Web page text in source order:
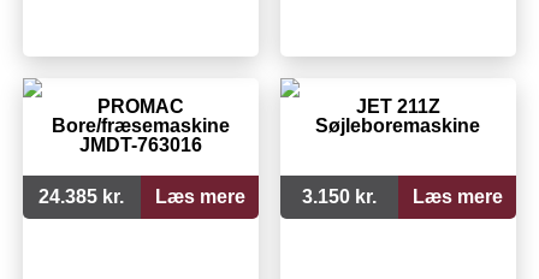
PROMAC
Bore/fræsemaskine
JMDT-763016
24.385 kr. Læs mere
JET 211Z
Søjleboremaskine
3.150 kr. Læs mere